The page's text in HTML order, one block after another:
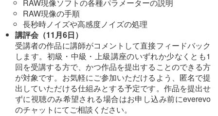
RAW現像ソフトの各種パラメーターの説明
RAW現像の手順
長秒時ノイズや高感度ノイズの処理
講評会（11月6日）
受講者の作品に講師がコメントして直接フィードバック
します。初級・中級・上級講座のいずれか少なくとも1
回を受講する方で、かつ作品を提出することのできる方
が対象です。お気軽にご参加いただけるよう、匿名で提
出していただける仕組みとする予定です。作品を提出せ
ずに視聴のみ希望される場合はお申し込み前にeverevo
のチャットにてご相談ください。